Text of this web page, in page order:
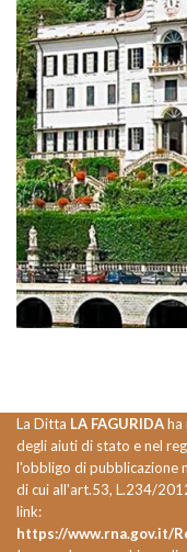
La Ditta LA FAGURIDAha
degli aiuti di stato e nel
l'obbligo di pubblicazione
di cui all'art.53, L.234/
link:
https://www.rna.gov.it/